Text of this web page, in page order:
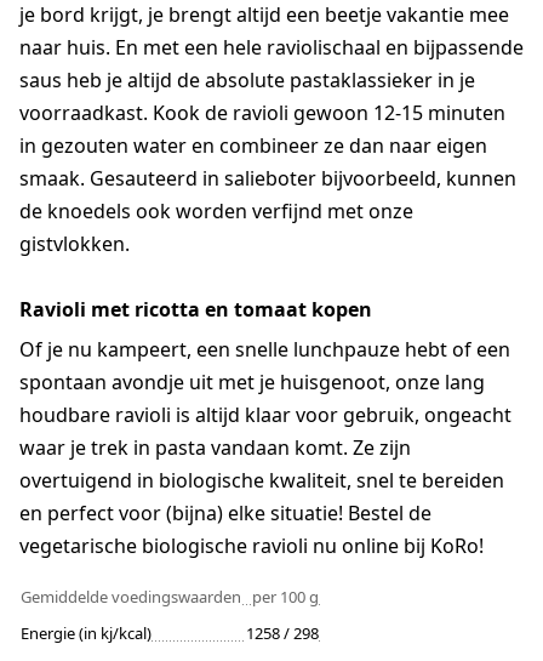
je bord krijgt, je brengt altijd een beetje vakantie mee
naar huis. En met een hele raviolischaal en bijpassende
saus heb je altijd de absolute pastaklassieker in je
voorraadkast. Kook de ravioli gewoon 12-15 minuten
in gezouten water en combineer ze dan naar eigen
smaak. Gesauteerd in salieboter bijvoorbeeld, kunnen
de knoedels ook worden verfijnd met onze
gistvlokken.
Ravioli met ricotta en tomaat kopen
Of je nu kampeert, een snelle lunchpauze hebt of een
spontaan avondje uit met je huisgenoot, onze lang
houdbare ravioli is altijd klaar voor gebruik, ongeacht
waar je trek in pasta vandaan komt. Ze zijn
overtuigend in biologische kwaliteit, snel te bereiden
en perfect voor (bijna) elke situatie! Bestel de
vegetarische biologische ravioli nu online bij KoRo!
Gemiddelde voedingswaarden
per 100 g
Energie (in kj/kcal)
1258 / 298